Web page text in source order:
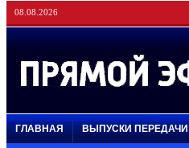
08.08.2026
ГЛАВНАЯ ВЫПУСКИ ПЕРЕДАЧИ